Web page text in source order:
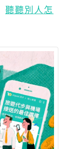
聽聽別人怎